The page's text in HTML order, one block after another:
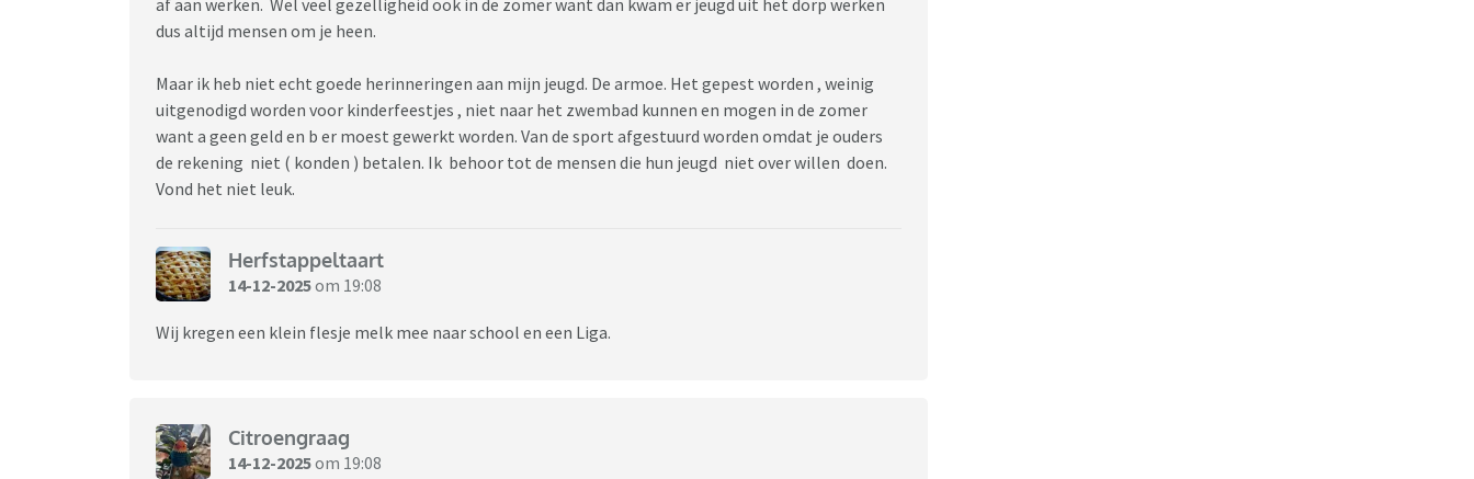
dus altijd mensen om je heen.
Maar ik heb niet echt goede herinneringen aan mijn jeugd. De armoe. Het gepest worden , weinig
uitgenodigd worden voor kinderfeestjes , niet naar het zwembad kunnen en mogen in de zomer
want a geen geld en b er moest gewerkt worden. Van de sport afgestuurd worden omdat je ouders
de rekening niet ( konden ) betalen. Ik behoor tot de mensen die hun jeugd niet over willen doen.
Vond het niet leuk.
Herfstappeltaart
14-12-2025om 19:08
Wij kregen een klein flesje melk mee naar school en een Liga.
Citroengraag
14-12-2025om 19:08